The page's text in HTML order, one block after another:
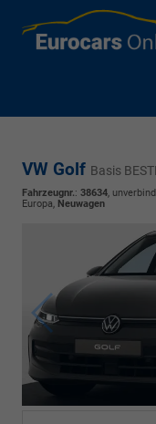
VW Golf Basis
Fahrzeugnr.: 38634,
Europa, Neuwagen